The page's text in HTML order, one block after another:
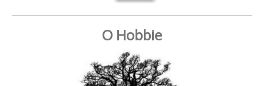
O Hobbie